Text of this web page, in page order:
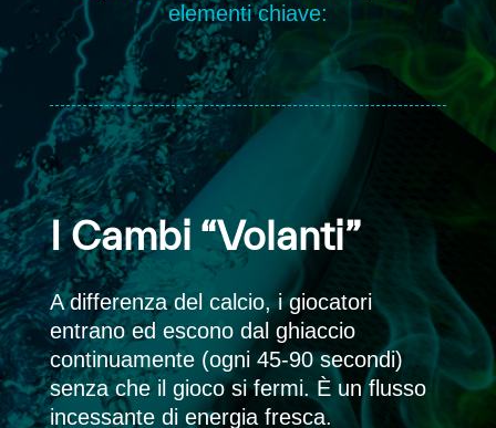
elementi chiave:
I Cambi “Volanti”
A differenza del calcio, i giocatori
entrano ed escono dal ghiaccio
continuamente (ogni 45-90 secondi)
senza che il gioco si fermi. È un flusso
incessante di energia fresca.